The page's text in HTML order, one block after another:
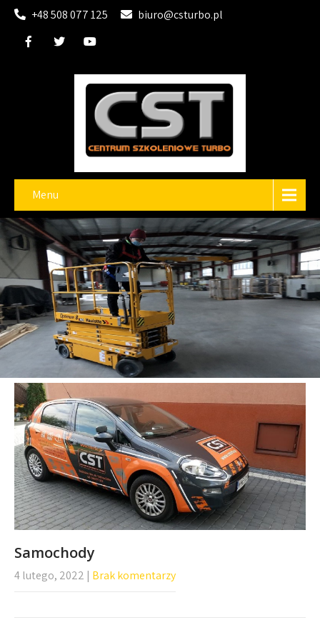
+48 508 077 125 biuro@csturbo.pl
Menu
Samochody
4 lutego, 2022 | Brak komentarzy